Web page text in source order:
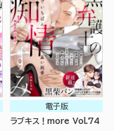
電子版
ラブキス！more Vol.74